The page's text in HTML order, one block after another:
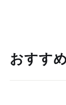
おすす